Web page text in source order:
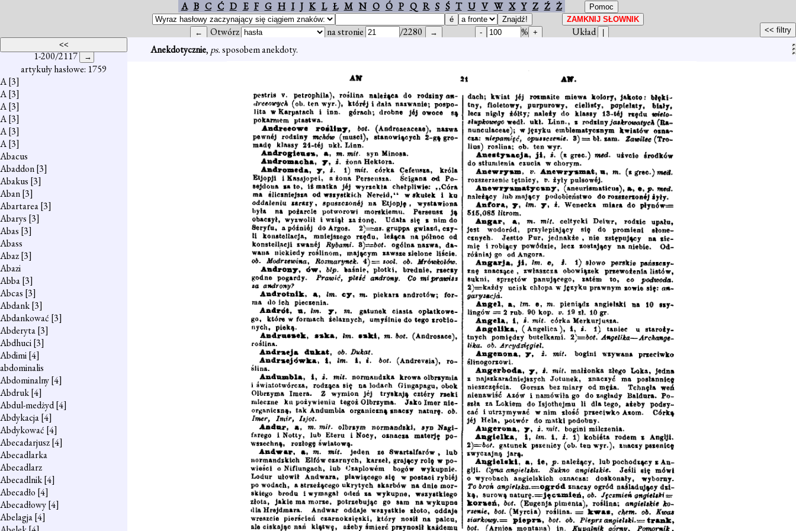
A B C Ć D E F G H I J K L Ł M N O Ó P Q R S Ś T U V W X Y Z Ź Ż
Otwórz na stronie /2280 %
Układ
1-200/2117
artykuły hasłowe: 1759
A[3]
A[3]
A[3]
A[3]
A[3]
A[3]
Abacus
Abaddon[3]
Abakus [3]
Aban[3]
Abartarea[3]
Abarys [3]
Abas [3]
Abass
Abaz[3]
Abazi
Abba[3]
Abcas [3]
Abdank[3]
Abdankować [3]
Abderyta[3]
Abdhuci[3]
Abdimi[4]
abdominalis
Abdominalny[4]
Abdruk[4]
Abdul-medżyd[4]
Abdykacja[4]
Abdykować [4]
Abecadarjusz[4]
Abecadlarka
Abecadlarz
Abecadlnik[4]
Abecadło [4]
Abecadłowy[4]
Abelagja[4]
Anekdotycznie, ps.sposobem anekdoty.